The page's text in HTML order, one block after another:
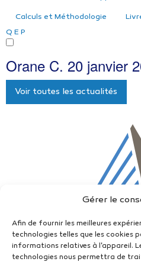
Gérer le
Afin de fournir les meilleures
technologies telles que les cookies
informations relatives à l'appareil.
technologies nous permettra de
Calculs et Méthodologie
Q E P
Orane C. 20 janvier
Voir toutes les actualités